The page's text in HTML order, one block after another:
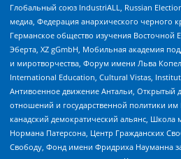
Глобальный союз IndustriALL, Russian
медиа, Федерация анархического черного
Германское общество изучения
Эберта, XZ gGmbH, Мобильная академия
и миротворчества, Форум имени Льва
International Education, Cultural Vistas,
Антивоенное движение Антальи, Открытый
отношений и государственной политики
канадский демократический альянс,
Нормана Патерсона, Центр Гражданских
Свободу, Фонд имени Фридриха Науманна